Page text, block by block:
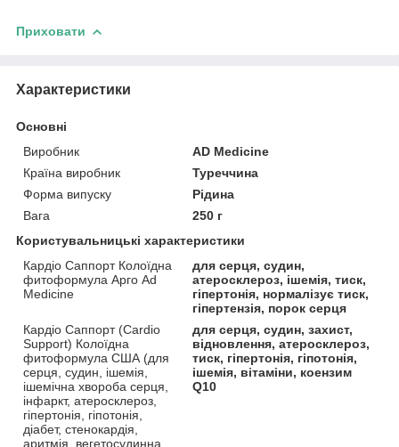
Приховати
Характеристики
Основні
Виробник
AD Medicine
Країна виробник
Туреччина
Форма випуску
Рідина
Вага
250 г
Користувальницькі характеристики
Кардіо Саппорт Колоїдна
фитоформула Арго Ad
Medicine
для серця, судин,
атеросклероз, ішемія, тиск,
гіпертонія, нормалізує тиск,
гіпертензія, порок серця
Кардіо Саппорт (Cardio
Support) Колоїдна
фитоформула США (для
серця, судин, ішемія,
ішемічна хвороба серця,
інфаркт, атеросклероз,
гіпертонія, гіпотонія,
діабет, стенокардія,
аритмія, вегетосудинна
для серця, судин, захист,
відновлення, атеросклероз,
тиск, гіпертонія, гіпотонія,
ішемія, вітаміни, коензим
Q10